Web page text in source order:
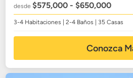
desde$575,000 - $650,000
3-4 Habitaciones | 2-4 Baños | 35 Casas
Conozca